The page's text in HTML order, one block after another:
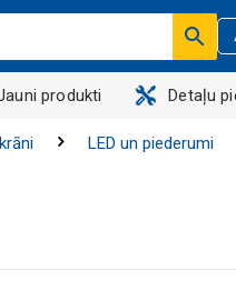
produkti Detaļu
LED un piederumi